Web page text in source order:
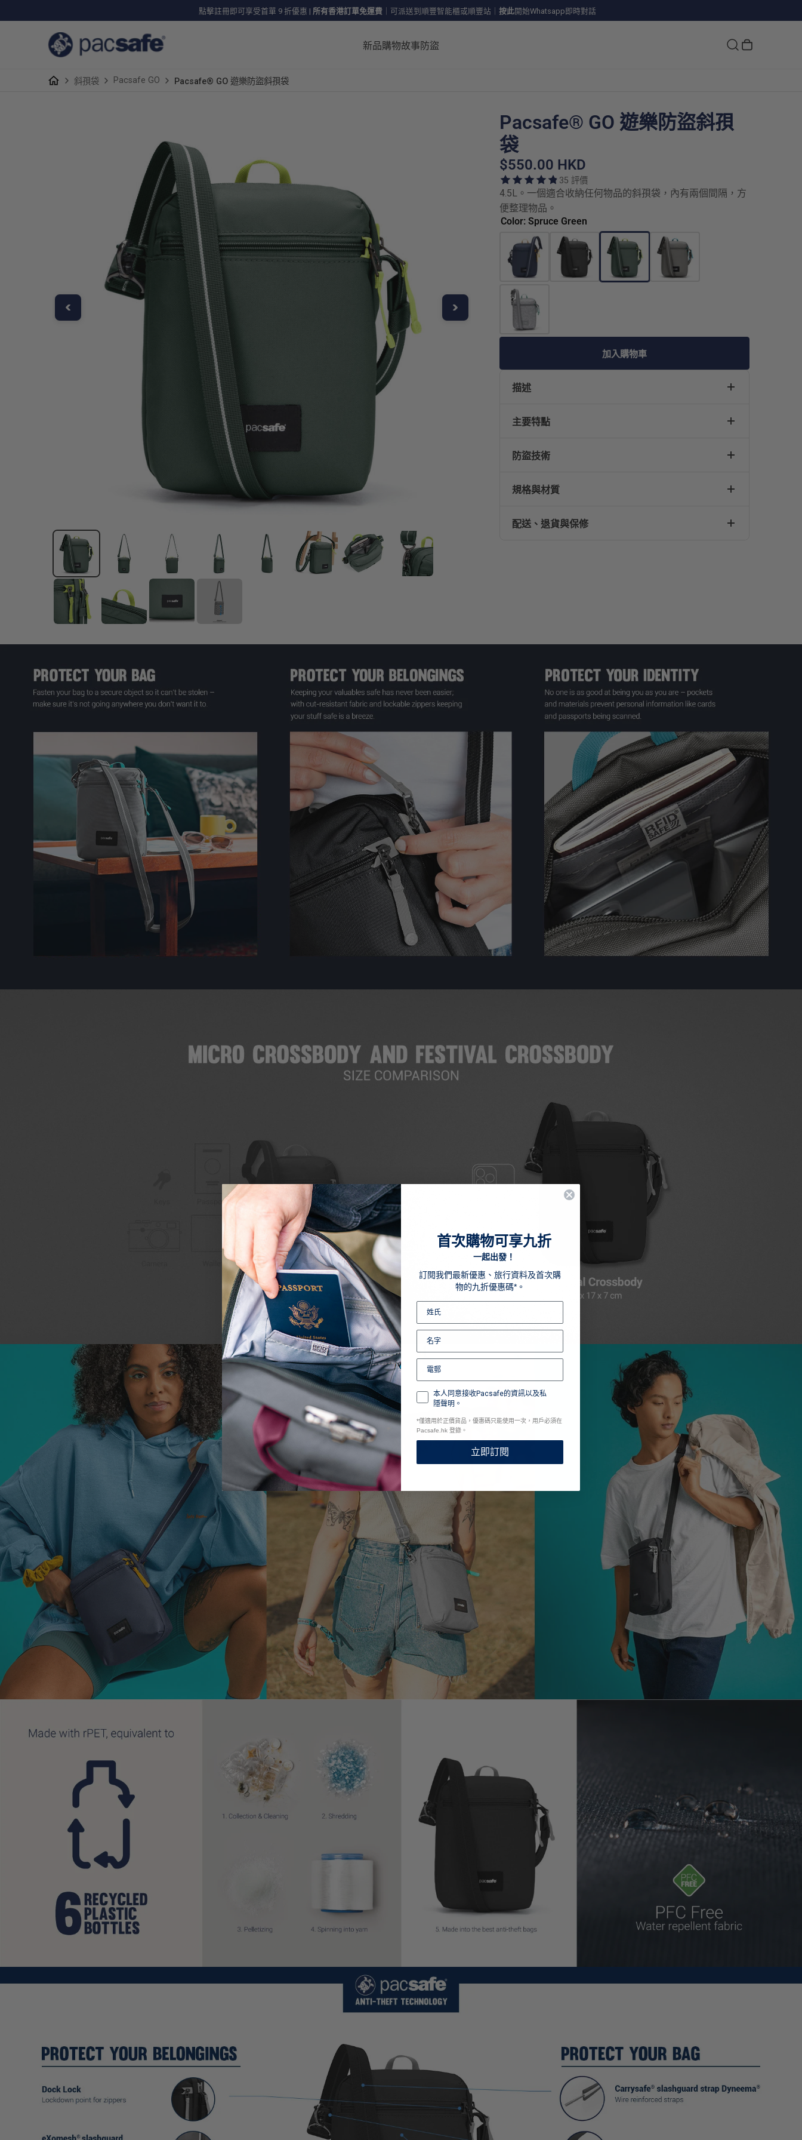
點擊註冊即可享受首單 9 折優惠 | 所有香港訂單免運費 ｜可派送到順豐智能櫃或順豐站｜ 按此開始Whatsapp即時對話
新品購物故事防盜
斜孭袋 Pacsafe GO Pacsafe® GO 遊樂防盜斜孭袋
Pacsafe® GO 遊樂防盜斜孭
袋
$550.00 HKD
35 評價
4.5L。一個適合收納任何物品的斜孭袋，內有兩個間隔，方
便整理物品。
Color: Spruce Green
加入購物車
描述
主要特點
防盜技術
規格與材質
配送、退貨與保修
首次購物可享九折
一起出發！
訂閱我們最新優惠、旅行資料及首次購
物的九折優惠碼*。
本人同意接收Pacsafe的資訊以及私
隱聲明。
*僅適用於正價貨品，優惠碼只能使用一次，用戶必須在
Pacsafe.hk 登錄。
立即訂閱